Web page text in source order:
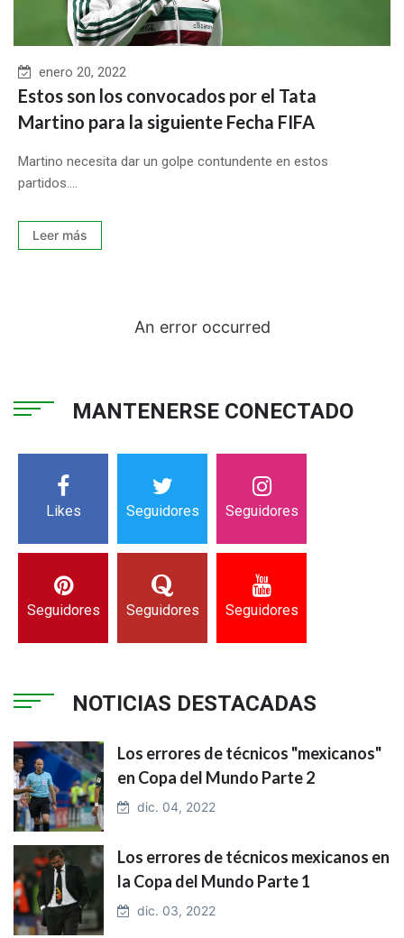
enero 20, 2022
Estos son los convocados por el Tata
Martino para la siguiente Fecha FIFA
Martino necesita dar un golpe contundente en estos
partidos....
Leer más
An error occurred
MANTENERSE CONECTADO
Likes Seguidores Seguidores
Seguidores Seguidores Seguidores
NOTICIAS DESTACADAS
Los errores de técnicos "mexicanos"
en Copa del Mundo Parte 2
dic. 04, 2022
Los errores de técnicos mexicanos en
la Copa del Mundo Parte 1
dic. 03, 2022